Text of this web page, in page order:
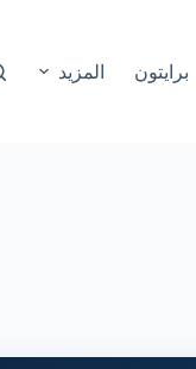
برايتون المزيد